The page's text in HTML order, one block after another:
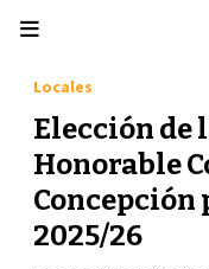
Elección de
Honorable
Concepción
2025/26
Locales